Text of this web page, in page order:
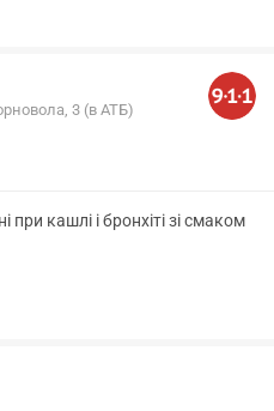
3 (в АТБ)
кашлі і бронхіті зі смаком